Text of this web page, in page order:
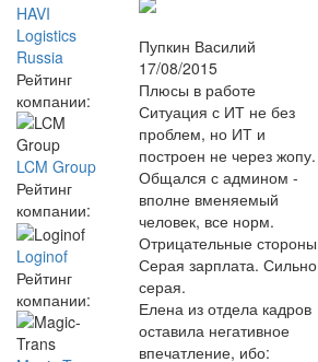
HAVI
Logistics
Russia
Рейтинг
компании:
LCM Group
Рейтинг
компании:
Loginof
Рейтинг
компании:
Пупкин Василий
17/08/2015
Плюсы в работе
Ситуация с ИТ не без
проблем, но ИТ и
построен не через жопу.
Общался с админом -
вполне вменяемый
человек, все норм.
Отрицательные стороны
Серая зарплата. Сильно
серая.
Елена из отдела кадров
оставила негативное
впечатление, ибо: